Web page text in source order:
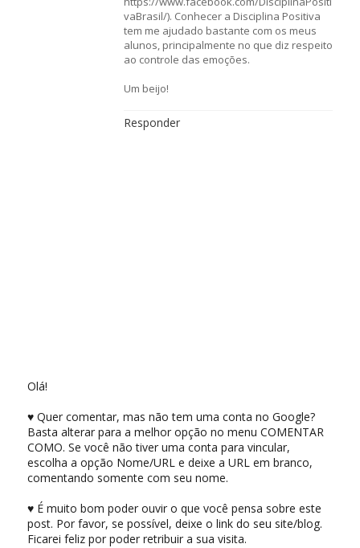
vaBrasil/). Conhecer a Disciplina Positiva
tem me ajudado bastante com os meus
alunos, principalmente no que diz respeito
ao controle das emoções.
Um beijo!
Responder
Olá!
♥ Quer comentar, mas não tem uma conta no Google?
Basta alterar para a melhor opção no menu COMENTAR
COMO. Se você não tiver uma conta para vincular,
escolha a opção Nome/URL e deixe a URL em branco,
comentando somente com seu nome.
♥ É muito bom poder ouvir o que você pensa sobre este
post. Por favor, se possível, deixe o link do seu site/blog.
Ficarei feliz por poder retribuir a sua visita.